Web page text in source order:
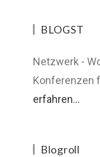
BLOGST
Netzwerk -
Konferenzen
erfahren...
Blogroll